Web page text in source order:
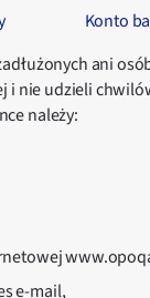
Konto
ani
nie udzieli
należy:
e-mail,